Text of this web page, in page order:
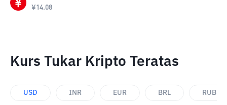
¥14.08
Kurs Tukar Kripto Teratas
USD INR EUR BRL RUB